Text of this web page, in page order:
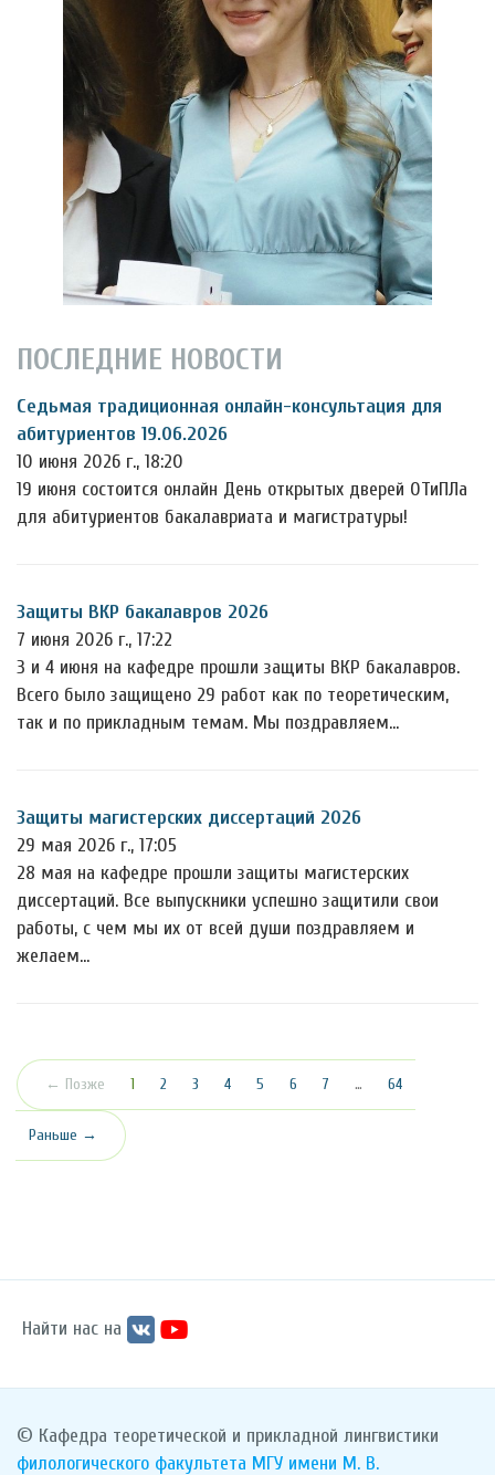
ПОСЛЕДНИЕ НОВОСТИ
Седьмая традиционная онлайн-консультация для
абитуриентов 19.06.2026
10 июня 2026 г., 18:20
19 июня состоится онлайн День открытых дверей ОТиПЛа
для абитуриентов бакалавриата и магистратуры!
Защиты ВКР бакалавров 2026
7 июня 2026 г., 17:22
3 и 4 июня на кафедре прошли защиты ВКР бакалавров.
Всего было защищено 29 работ как по теоретическим,
так и по прикладным темам. Мы поздравляем…
Защиты магистерских диссертаций 2026
29 мая 2026 г., 17:05
28 мая на кафедре прошли защиты магистерских
диссертаций. Все выпускники успешно защитили свои
работы, с чем мы их от всей души поздравляем и
желаем…
← Позже 1 (текущая)
2 3 4 5 6 7 … 64
Раньше →
Найти нас на
© Кафедра теоретической и прикладной лингвистики
филологического факультета МГУ имени М. В.